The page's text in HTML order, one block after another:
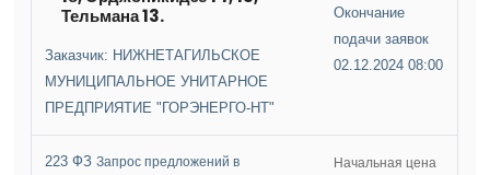
Тельмана 13.
Заказчик: НИЖНЕТАГИЛЬСКОЕ
МУНИЦИПАЛЬНОЕ УНИТАРНОЕ
ПРЕДПРИЯТИЕ "ГОРЭНЕРГО-НТ"
Окончание
подачи заявок
02.12.2024 08:00
223 ФЗЗапрос предложений в
Начальная цена